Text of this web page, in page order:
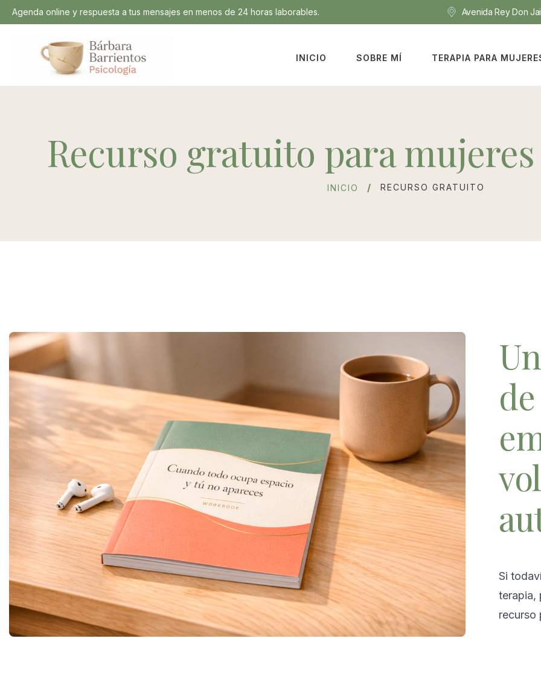
Agenda online y respuesta a tus mensajes en menos de 24 horas laborables. Avenida Rey Don
INICIO SOBRE MÍ TERAPIA PARA
Recurso gratuito para
INICIO RECURSO GRATUITO
Si
terapia,
recurso